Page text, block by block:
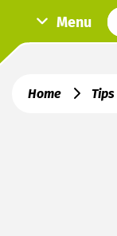
Menu
Home